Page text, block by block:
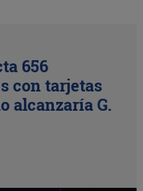
656
con tarjetas
alcanzaría G.